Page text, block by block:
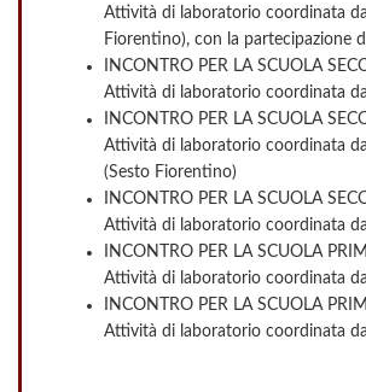
Attività di laboratorio coordinata
Fiorentino), con la partecipazione
INCONTRO PER LA SCUOLA
Attività di laboratorio coordinata
INCONTRO PER LA SCUOLA
Attività di laboratorio coordinata
(Sesto Fiorentino)
INCONTRO PER LA SCUOLA
Attività di laboratorio coordinata da
INCONTRO PER LA SCUOLA
Attività di laboratorio coordinata
INCONTRO PER LA SCUOLA
Attività di laboratorio coordinata